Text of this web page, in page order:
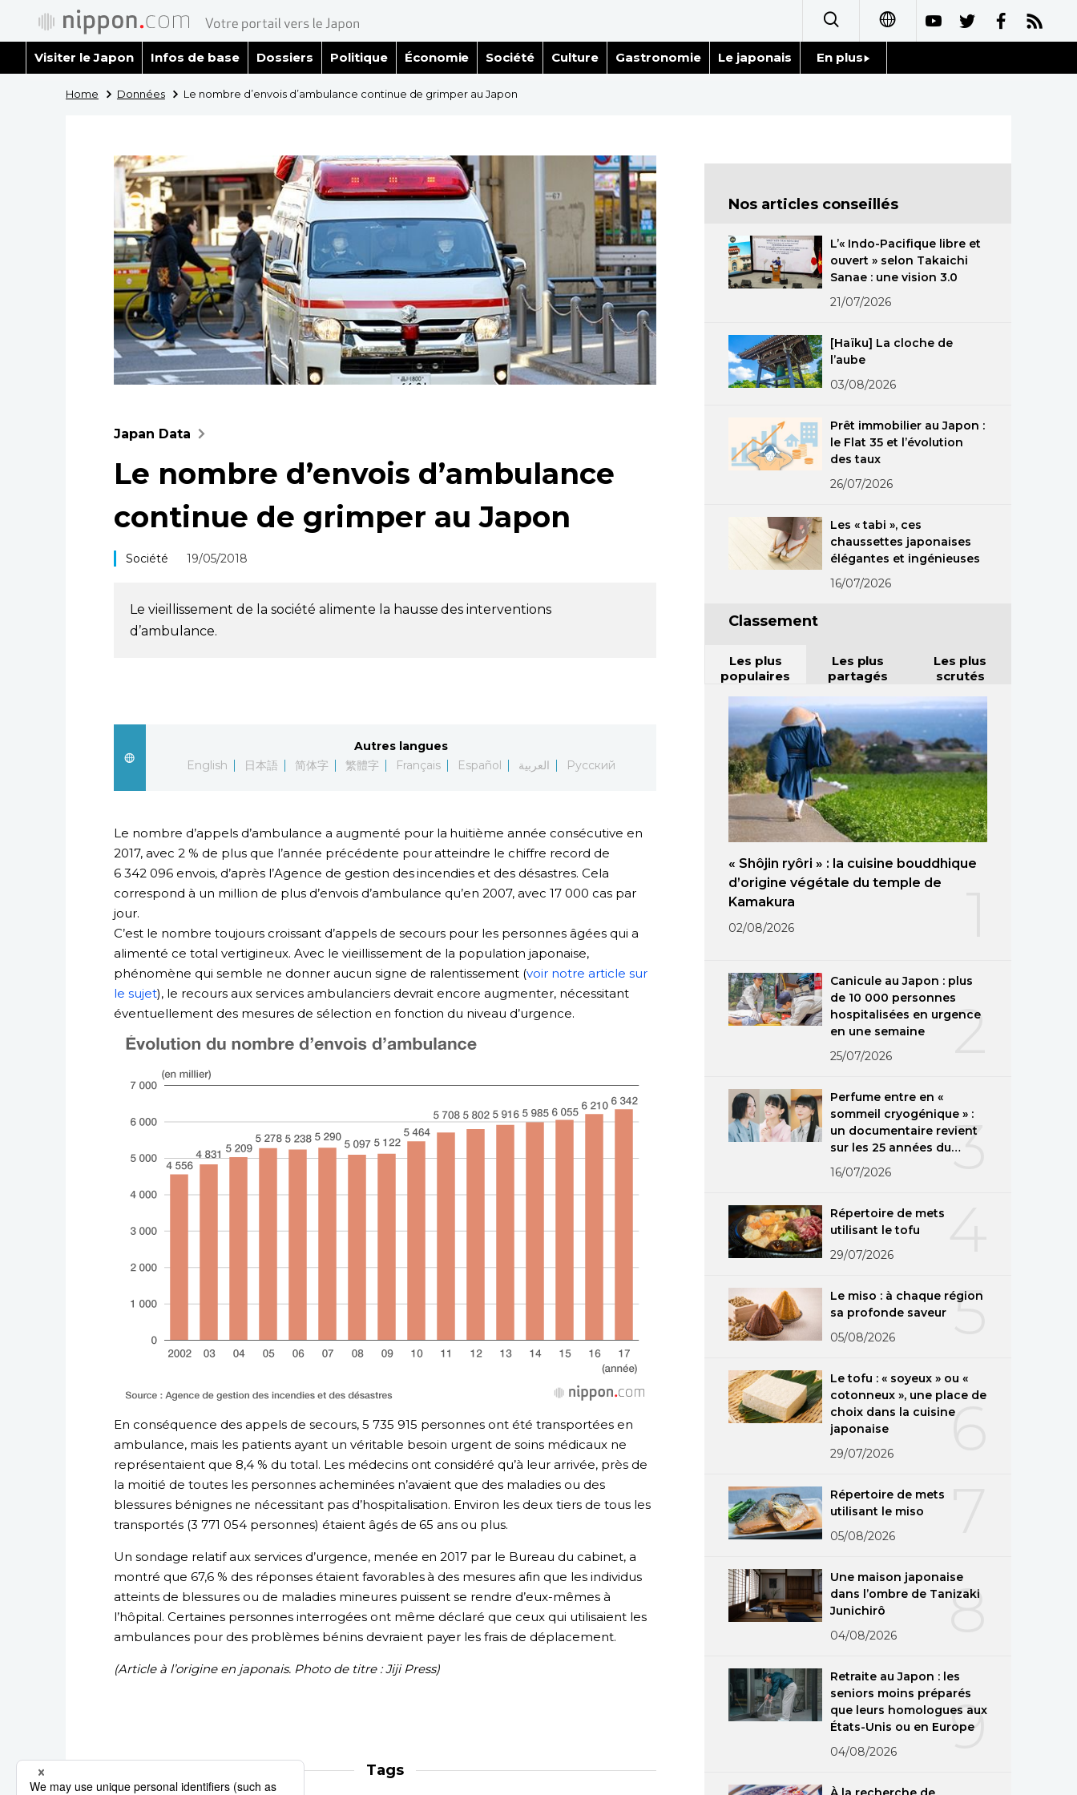
العربية
Русский
Visiter le Japon Infos de base Dossiers Politique Économie Société Culture Gastronomie Le japonais En plus
Images
Vidéos
Tokyo
Home Données Le nombre d’envois d’ambulance continue de grimper au Japon
Japan Data
Le nombre d’envois d’ambulance
continue de grimper au Japon
Société 19/05/2018
Le vieillissement de la société alimente la hausse des interventions
d’ambulance.
Autres langues
English
日本語 简体字 繁體字 Français Español العربية Русский
Le nombre d’appels d’ambulance a augmenté pour la huitième année consécutive en
2017, avec 2 % de plus que l’année précédente pour atteindre le chiffre record de
6 342 096 envois, d’après l’Agence de gestion des incendies et des désastres. Cela
correspond à un million de plus d’envois d’ambulance qu’en 2007, avec 17 000 cas par
jour.
C’est le nombre toujours croissant d’appels de secours pour les personnes âgées qui a
alimenté ce total vertigineux. Avec le vieillissement de la population japonaise,
phénomène qui semble ne donner aucun signe de ralentissement (voir notre article sur
le sujet), le recours aux services ambulanciers devrait encore augmenter, nécessitant
éventuellement des mesures de sélection en fonction du niveau d’urgence.
En conséquence des appels de secours, 5 735 915 personnes ont été transportées en
ambulance, mais les patients ayant un véritable besoin urgent de soins médicaux ne
représentaient que 8,4 % du total. Les médecins ont considéré qu’à leur arrivée, près de
la moitié de toutes les personnes acheminées n’avaient que des maladies ou des
blessures bénignes ne nécessitant pas d’hospitalisation. Environ les deux tiers de tous les
transportés (3 771 054 personnes) étaient âgés de 65 ans ou plus.
Un sondage relatif aux services d’urgence, menée en 2017 par le Bureau du cabinet, a
montré que 67,6 % des réponses étaient favorables à des mesures afin que les individus
atteints de blessures ou de maladies mineures puissent se rendre d’eux-mêmes à
l’hôpital. Certaines personnes interrogées ont même déclaré que ceux qui utilisaient les
ambulances pour des problèmes bénins devraient payer les frais de déplacement.
(Article à l’origine en japonais. Photo de titre : Jiji Press)
Tags
Nos articles conseillés
L’« Indo-Pacifique libre et
ouvert » selon Takaichi
Sanae : une vision 3.0
21/07/2026
[Haïku] La cloche de
l’aube
03/08/2026
Prêt immobilier au Japon :
le Flat 35 et l’évolution
des taux
26/07/2026
Les « tabi », ces
chaussettes japonaises
élégantes et ingénieuses
16/07/2026
Classement
Les plus
populaires
Les plus
partagés
Les plus
scrutés
« Shôjin ryôri » : la cuisine bouddhique
d’origine végétale du temple de
Kamakura
02/08/2026
2
Canicule au Japon : plus
de 10 000 personnes
hospitalisées en urgence
en une semaine
25/07/2026
3
Perfume entre en «
sommeil cryogénique » :
un documentaire revient
sur les 25 années du
groupe
16/07/2026
Répertoire de mets
utilisant le tofu
29/07/2026
5
Le miso : à chaque région
sa profonde saveur
05/08/2026
6
Le tofu : « soyeux » ou «
cotonneux », une place de
choix dans la cuisine
japonaise
29/07/2026
Répertoire de mets
utilisant le miso
05/08/2026
8
Une maison japonaise
dans l’ombre de Tanizaki
Junichirô
04/08/2026
9
Retraite au Japon : les
seniors moins préparés
que leurs homologues aux
États-Unis ou en Europe
04/08/2026